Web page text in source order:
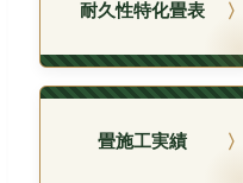
耐久性特化畳表
畳施工実績